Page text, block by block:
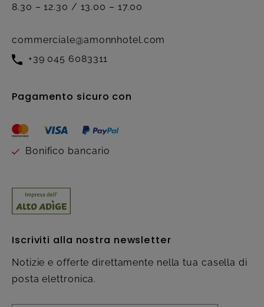
8.30 – 12.30 / 13.00 – 17.00
commerciale@amonnhotel.com
+39 045 6083311
Pagamento sicuro con
Bonifico bancario
Iscriviti alla nostra newsletter
Notizie e offerte direttamente nella tua casella di
posta elettronica.